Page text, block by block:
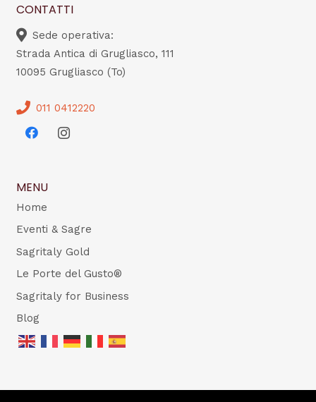
CONTATTI
Sede operativa:
Strada Antica di Grugliasco, 111
10095 Grugliasco (To)
011 0412220
MENU
Home
Eventi & Sagre
Sagritaly Gold
Le Porte del Gusto®
Sagritaly for Business
Blog